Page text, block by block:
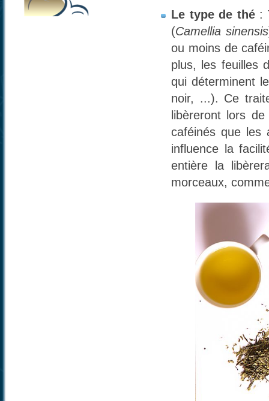
Le type de thé:
(Camellia sinensis
ou moins de
plus, les feuilles
qui déterminent
noir, ...). Ce
libèreront lors
caféinés que les
influence la
entière la
morceaux,